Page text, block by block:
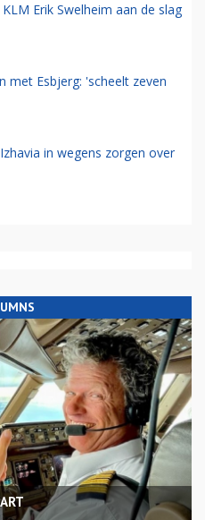
Erik Swelheim aan de slag
met Esbjerg: 'scheelt zeven
in wegens zorgen over